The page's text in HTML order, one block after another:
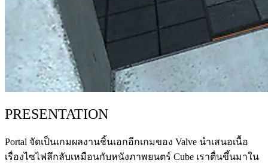
PRESENTATION
Portal จัดเป็นเกมผลงานชิ้นเอกอีกเกมของ Valve นำเสนอเนื้อ
เรื่องไซไฟลึกลับเหมือนกับหนังภาพยนตร์ Cube เราตื่นขึ้นมาใน